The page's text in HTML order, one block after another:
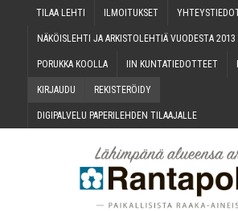
TILAA LEH­TI ILMOI­TUK­SET
NÄKÖIS­LEH­TI JA ARKIS­TO­LEH­TIÄ VUO­DES­TA 2013
PORUK­KA KOOLLA IIN KUN­TA­TIE­DOT­TEET
KIR­JAU­DU REKIS­TE­RÖI­DY
DIGI­PAL­VE­LU PAPE­RI­LEH­DEN TILAAJALLE